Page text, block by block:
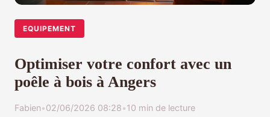
EQUIPEMENT
Optimiser votre confort avec un
poêle à bois à Angers
Fabien•02/06/2026 08:28•10 min de lecture